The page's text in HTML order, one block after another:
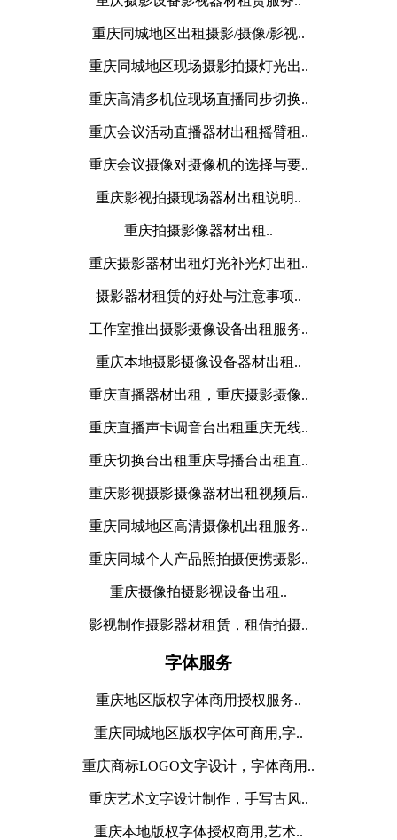
重庆同城地区出租摄影/摄像/影视..
重庆同城地区现场摄影拍摄灯光出..
重庆高清多机位现场直播同步切换..
重庆会议活动直播器材出租摇臂租..
重庆会议摄像对摄像机的选择与要..
重庆影视拍摄现场器材出租说明..
重庆拍摄影像器材出租..
重庆摄影器材出租灯光补光灯出租..
摄影器材租赁的好处与注意事项..
工作室推出摄影摄像设备出租服务..
重庆本地摄影摄像设备器材出租..
重庆直播器材出租，重庆摄影摄像..
重庆直播声卡调音台出租重庆无线..
重庆切换台出租重庆导播台出租直..
重庆影视摄影摄像器材出租视频后..
重庆同城地区高清摄像机出租服务..
重庆同城个人产品照拍摄便携摄影..
重庆摄像拍摄影视设备出租..
影视制作摄影器材租赁，租借拍摄..
字体服务
重庆地区版权字体商用授权服务..
重庆同城地区版权字体可商用,字..
重庆商标LOGO文字设计，字体商用..
重庆艺术文字设计制作，手写古风..
重庆本地版权字体授权商用,艺术..